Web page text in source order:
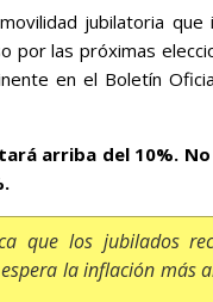
jubilatoria que
por las próximas
en el Boletín
arriba del 10%.
que los jubilados
la inflación más